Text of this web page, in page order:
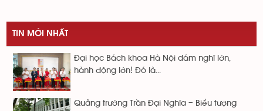
TIN MỚI NHẤT
Đại học Bách khoa Hà Nội dám nghĩ lớn,
hành động lớn! Đó là...
Quảng trường Trần Đại Nghĩa – Biểu tượng